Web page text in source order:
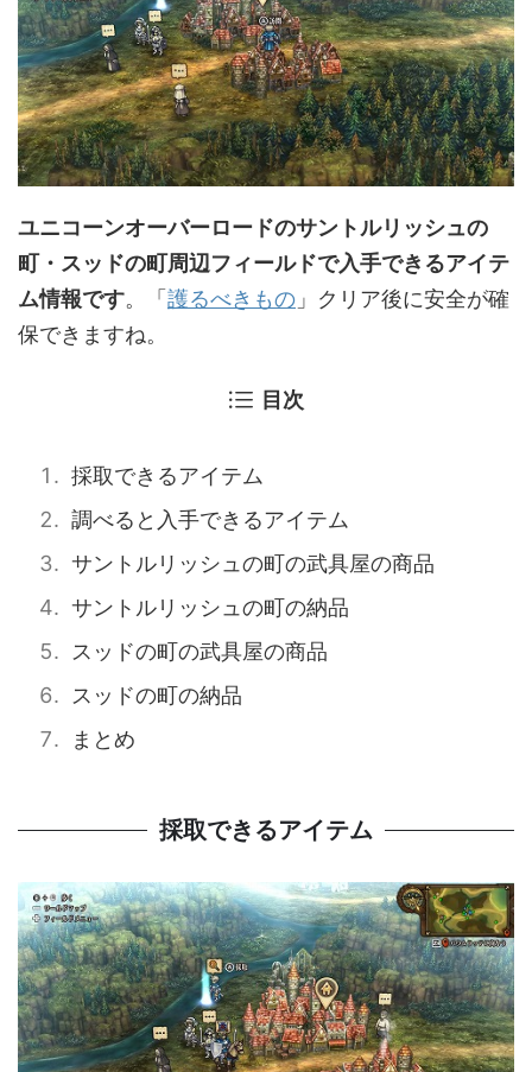
ユニコーンオーバーロードのサントルリッシュの
町・スッドの町周辺フィールドで入手できるアイテ
ム情報です。「 護るべきもの 」クリア後に安全が確
保できますね。
目次
採取できるアイテム
調べると入手できるアイテム
サントルリッシュの町の武具屋の商品
サントルリッシュの町の納品
スッドの町の武具屋の商品
スッドの町の納品
まとめ
採取できるアイテム